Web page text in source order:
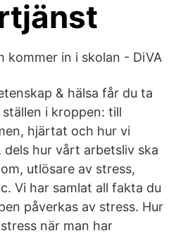
kommer in i skolan - DiVA
& hälsa får du ta
i kroppen: till
hjärtat och hur vi
dels hur vårt arbetsliv ska
utlösare av stress,
Vi har samlat all fakta du
påverkas av stress. Hur
när man har